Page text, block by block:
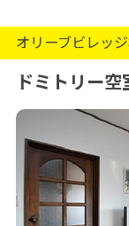
オリーブビレッ
ドミトリー